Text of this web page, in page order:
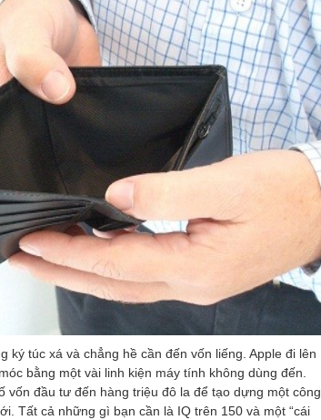
ký túc xá và chẳng hề cần đến vốn liếng. Apple đi lên
bằng một vài linh kiện máy tính không dùng đến.
vốn đầu tư đến hàng triệu đô la để tạo dựng một công
Tất cả những gì bạn cần là IQ trên 150 và một “cái